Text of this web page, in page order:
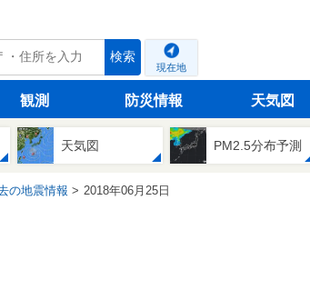
検索
現在地
観測 防災情報 天気図
天気図 PM2.5分布予測
の地震情報 2018年06月25日